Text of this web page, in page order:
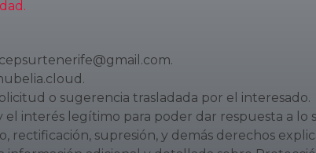
o sugerencia trasladada por el interesado.
el interés legítimo para poder dar respuesta a lo
rectificación, supresión, y demás derechos